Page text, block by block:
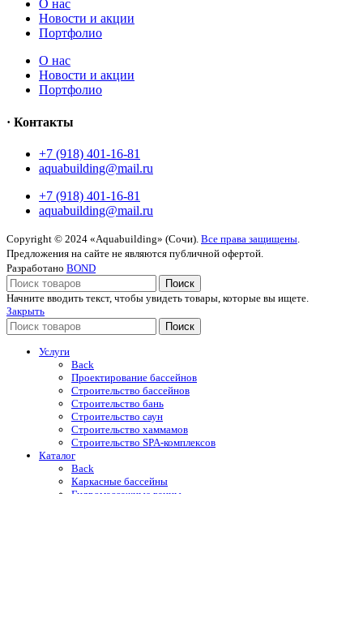
O нас
Новости и акции
Портфолио
O нас
Новости и акции
Портфолио
· Контакты
+7 (918) 401-16-81
aquabuilding@mail.ru
+7 (918) 401-16-81
aquabuilding@mail.ru
Copyright © 2024 «Aquabuilding» (Сочи). Все права защищены
Предложения на сайте не являются публичной офертой.
Разработано BOND
Поиск
Начните вводить текст, чтобы увидеть товары, которые вы ищете.
Закрыть
Поиск
Услуги
Back
Проектирование бассейнов
Строительство бассейнов
Строительство бань
Строительство саун
Строительство хаммамов
Строительство SPA-комплексов
Каталог
Back
Каркасные бассейны
Гидромассажные ванны